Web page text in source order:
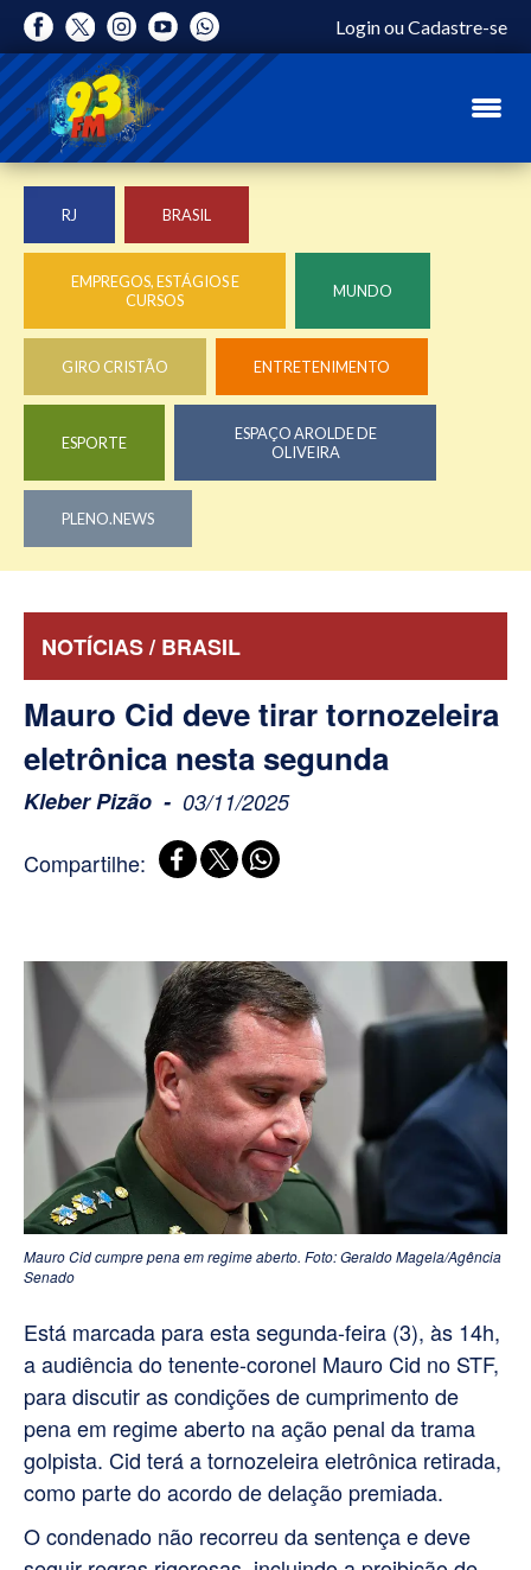
LoginouCadastre-se
RJ BRASIL
EMPREGOS, ESTÁGIOS E
CURSOS
MUNDO
GIRO CRISTÃO ENTRETENIMENTO
ESPORTE
ESPAÇO AROLDE DE
OLIVEIRA
PLENO.NEWS
NOTÍCIAS / BRASIL
Mauro Cid deve tirar tornozeleira
eletrônica nesta segunda
Kleber Pizão 03/11/2025
Compartilhe:
Mauro Cid cumpre pena em regime aberto. Foto: Geraldo Magela/Agência
Senado
Está marcada para esta segunda-feira (3), às 14h,
a audiência do tenente-coronel Mauro Cid no STF,
para discutir as condições de cumprimento de
pena em regime aberto na ação penal da trama
golpista. Cid terá a tornozeleira eletrônica retirada,
como parte do acordo de delação premiada.
O condenado não recorreu da sentença e deve